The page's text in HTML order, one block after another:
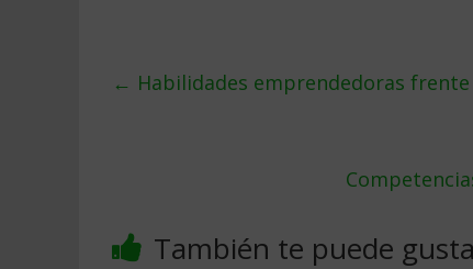
← Habilidades emprendedoras
También te puede